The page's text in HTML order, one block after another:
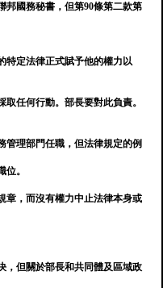
邦國務秘書，但第90條第二款第
特定法律正式賦予他的權力以
任何行動。部長要對此負責。
管理部門任職，但法律規定的例
。
章，而沒有權力中止法律本身或
，但關於部長和共同體及區域政